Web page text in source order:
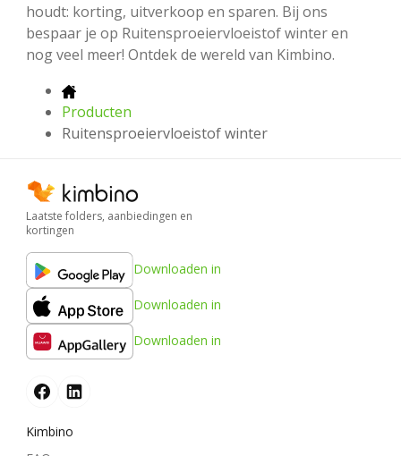
houdt: korting, uitverkoop en sparen. Bij ons
bespaar je op Ruitensproeiervloeistof winter en
nog veel meer! Ontdek de wereld van Kimbino.
Producten
Ruitensproeiervloeistof winter
Laatste folders, aanbiedingen en
kortingen
Downloaden in
Downloaden in
Downloaden in
Kimbino